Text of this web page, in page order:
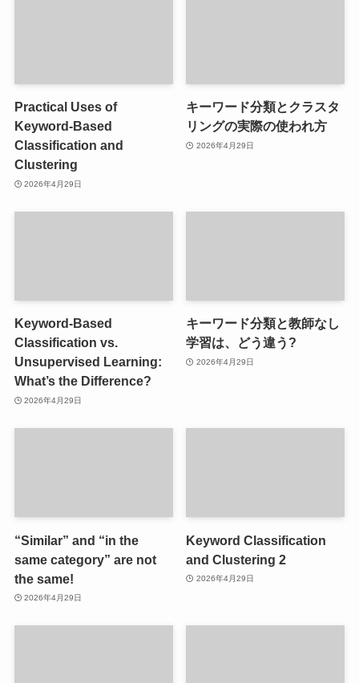
Practical Uses of
Keyword-Based
Classification and
Clustering
2026年4月29日
キーワード分類とクラスタ
リングの実際の使われ方
2026年4月29日
Keyword-Based
Classification vs.
Unsupervised Learning:
What’s the Difference?
2026年4月29日
キーワード分類と教師なし
学習は、どう違う?
2026年4月29日
“Similar” and “in the
same category” are not
the same!
2026年4月29日
Keyword Classification
and Clustering 2
2026年4月29日